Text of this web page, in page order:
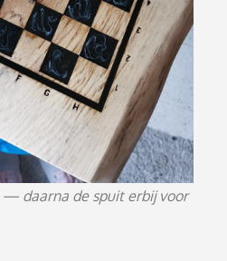
— daarna de spuit erbij voor